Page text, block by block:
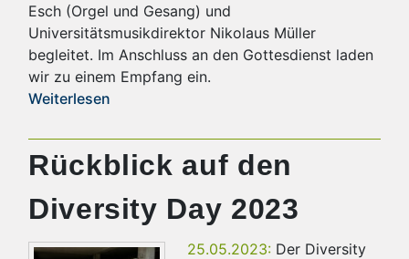
Esch (Orgel und Gesang) und
Universitätsmusikdirektor Nikolaus Müller
begleitet. Im Anschluss an den Gottesdienst laden
wir zu einem Empfang ein.
Weiterlesen
Rückblick auf den
Diversity Day 2023
25.05.2023: Der Diversity